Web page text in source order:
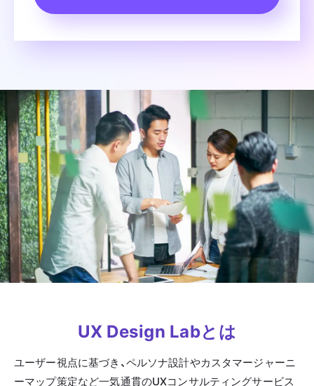
UX Design Labとは
ユーザー視点に基づき、ペルソナ設計やカスタマージャーニ
ーマップ策定など一気通貫のUXコンサルティングサービス